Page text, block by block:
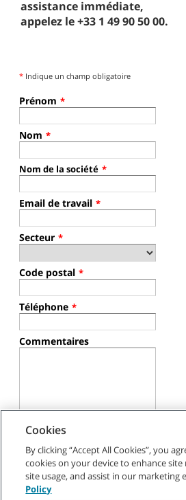
assistance immédiate,
appelez le +33 1 49 90 50 00.
* Indique un champ obligatoire
Prénom *
Nom *
Nom de la société *
Email de travail *
Secteur *
Code postal *
Téléphone *
Commentaires
J'ai lu et j'accepte la
politique de
confidentialité. *
Politique de confidentialité)
Cookies
By clicking “Accept All Cookies”, you
cookies on your device to enhance
site usage, and assist in our marketing
Policy